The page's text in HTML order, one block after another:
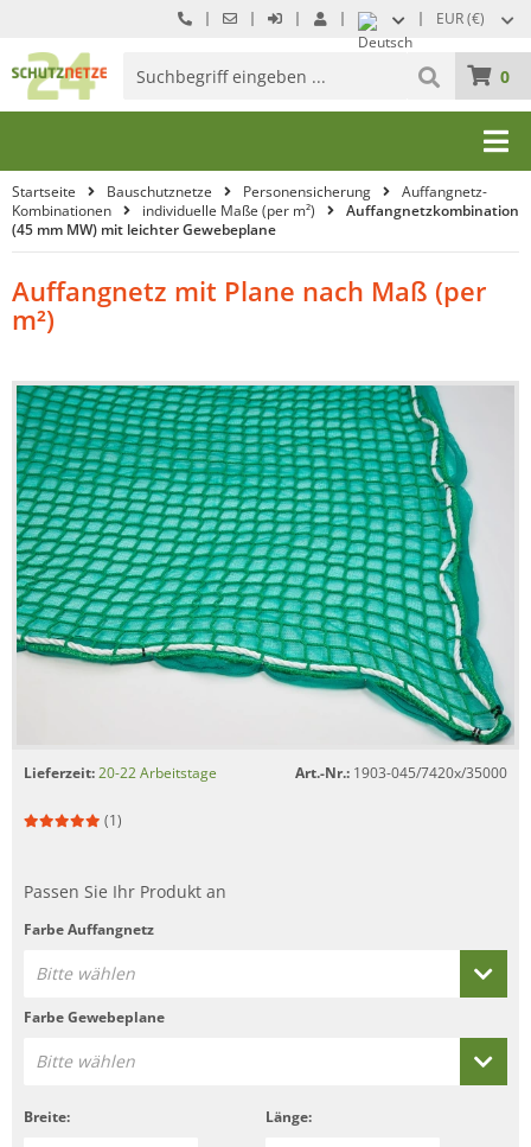
EUR (€)
0
Startseite Bauschutznetze Personensicherung
Auffangnetz-
Kombinationen
individuelle Maße (per m²)
Auffangnetzkombination
(45 mm MW) mit leichter Gewebeplane
Auffangnetz mit Plane nach Maß (per
m²)
Lieferzeit:20-22 Arbeitstage Art.-Nr.: 1903-045/7420x/35000
(1)
Passen Sie Ihr Produkt an
Farbe Auffangnetz
Bitte wählen
Farbe Gewebeplane
Bitte wählen
Breite: Länge: